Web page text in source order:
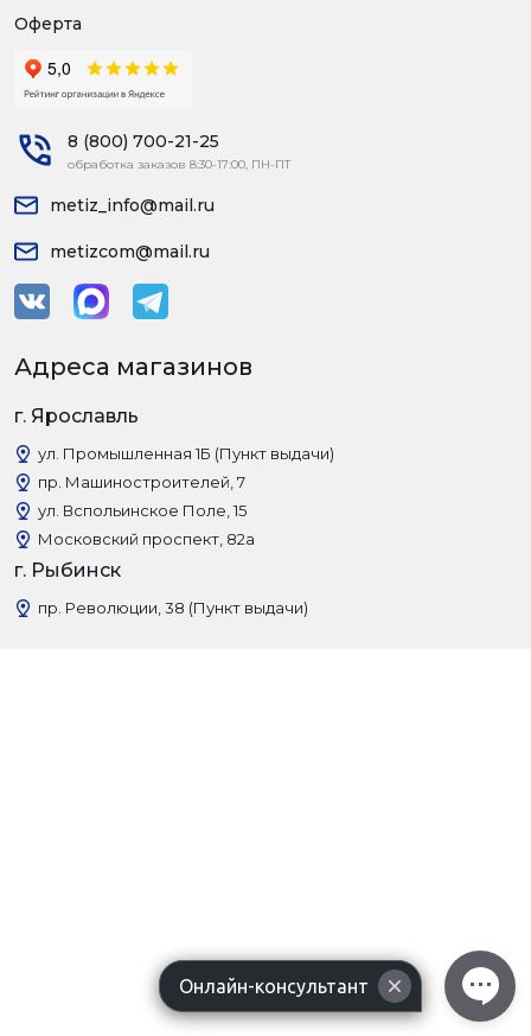
Оферта
8 (800) 700-21-25
обработка заказов 8:30-17:00, ПН-ПТ
metiz_info@mail.ru
metizcom@mail.ru
Адреса магазинов
г. Ярославль
ул. Промышленная 1Б (Пункт выдачи)
пр. Машиностроителей, 7
ул. Вспольинское Поле, 15
Московский проспект, 82а
г. Рыбинск
пр. Революции, 38 (Пункт выдачи)
Онлайн-консультант